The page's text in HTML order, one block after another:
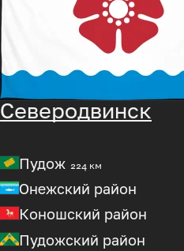
Северодвинск
Пудож 224 км
Онежский район
Коношский район
Пудожский район